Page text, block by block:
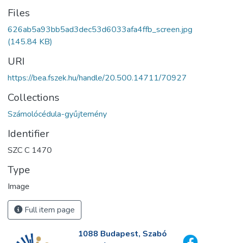
Files
626ab5a93bb5ad3dec53d6033afa4ffb_screen.jpg
(145.84 KB)
URI
https://bea.fszek.hu/handle/20.500.14711/70927
Collections
Számolócédula-gyűjtemény
Identifier
SZC C 1470
Type
Image
Full item page
1088 Budapest, Szabó